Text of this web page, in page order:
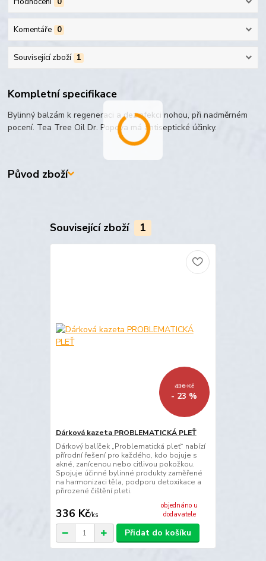
Komentáře 0
Související zboží 1
Kompletní specifikace
Bylinný balzám k regeneraci a dezinfekci nohou, při nadměrném
pocení. Tea Tree Oil Dr. Popova má antiseptické účinky.
Původ zboží
Související zboží 1
436 Kč
- 23 %
Dárková kazeta PROBLEMATICKÁ PLEŤ
Dárkový balíček „Problematická pleť“ nabízí
přírodní řešení pro každého, kdo bojuje s
akné, zanícenou nebo citlivou pokožkou.
Spojuje účinné bylinné produkty zaměřené
na harmonizaci těla, podporu detoxikace a
přirozené čištění pleti.
336 Kč/ks
objednáno u
dodavatele
Přidat do košíku